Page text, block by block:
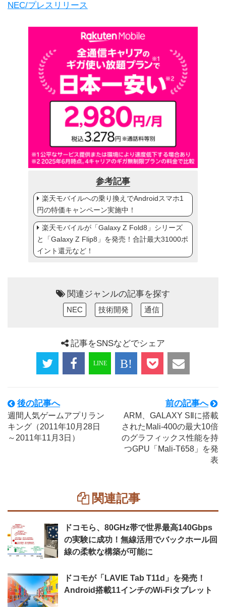
NEC/プレスリリース
参考記事
楽天モバイルへの乗り換えでAndroidスマホ1
円の特価キャンペーン実施中！
楽天モバイルが「Galaxy Z Fold8」シリーズ
と「Galaxy Z Flip8」を発売！合計最大31000ポ
イント還元など！
関連ジャンルの記事を探す
NEC 技術開発 通信
記事をSNSなどでシェア
後の記事へ
週間人気ゲームアプリラン
キング（2011年10月28日
～2011年11月3日）
前の記事へ
ARM、GALAXY SⅡに搭載
されたMali-400の最大10倍
のグラフィックス性能を持
つGPU「Mali-T658」を発
表
関連記事
ドコモら、80GHz帯で世界最高140Gbps
の実験に成功！無線活用でバックホール回
線の柔軟な構築が可能に
ドコモが「LAVIE Tab T11d」を発売！
Android搭載11インチのWi-Fiタブレット